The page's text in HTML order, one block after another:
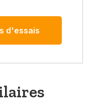
d'essais